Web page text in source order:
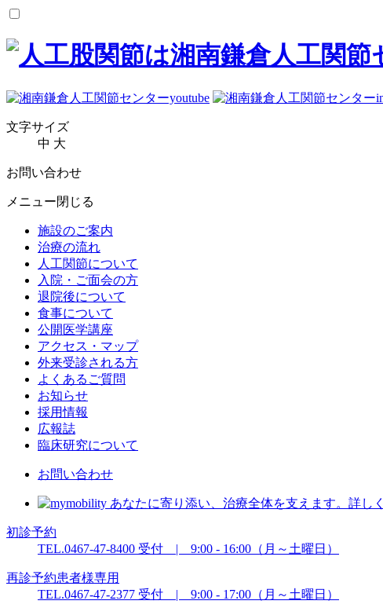
文字サイズ
中 大
お問い合わせ
メニュー閉じる
施設のご案内
治療の流れ
人工関節について
入院・ご面会の方
退院後について
食事について
公開医学講座
アクセス・マップ
外来受診される方
よくあるご質問
お知らせ
採用情報
広報誌
臨床研究について
お問い合わせ
初診予約
TEL.0467-47-8400 受付 | 9:00 - 16:00（月～土曜日）
再診予約患者様専用
TEL.0467-47-2377 受付 | 9:00 - 17:00（月～土曜日）